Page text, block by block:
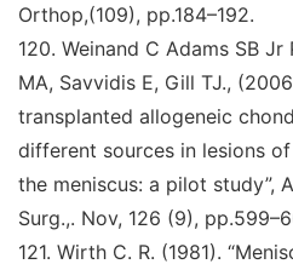
Orthop,(109), pp.184–192.
120. Weinand C Adams SB
MA, Savvidis E, Gill TJ.,
transplanted allogeneic
different sources in lesions
the meniscus: a pilot study”,
Surg.,. Nov, 126 (9),
121. Wirth C. R. (1981).